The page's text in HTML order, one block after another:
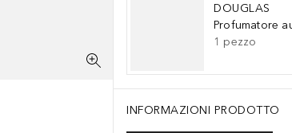
DOUGLAS
Profumatore
1 pezzo
INFORMAZIONI PRODOTTO